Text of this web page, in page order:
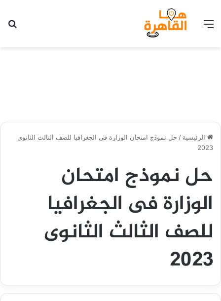
القائمة
الرئيسية / حل نموذج امتحان الوزارة فى الجغرافيا للصف الثالث الثانوى
2023
حل نموذج امتحان
الوزارة فى الجغرافيا
للصف الثالث الثانوى
2023